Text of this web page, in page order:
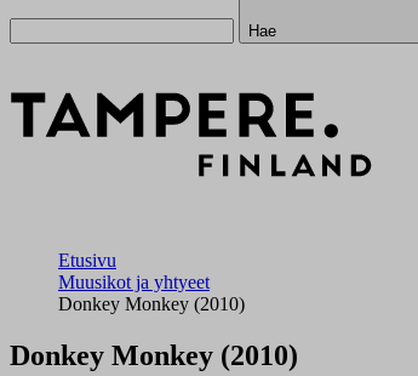
Hae
Etusivu
Muusikot ja yhtyeet
Donkey Monkey (2010)
Donkey Monkey (2010)